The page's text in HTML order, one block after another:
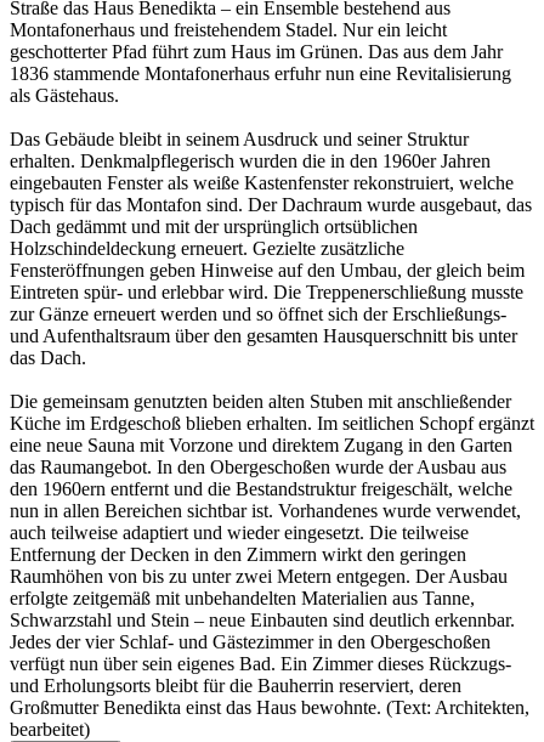
Straße das Haus Benedikta – ein Ensemble bestehend aus
Montafonerhaus und freistehendem Stadel. Nur ein leicht
geschotterter Pfad führt zum Haus im Grünen. Das aus dem Jahr
1836 stammende Montafonerhaus erfuhr nun eine Revitalisierung
als Gästehaus.
Das Gebäude bleibt in seinem Ausdruck und seiner Struktur
erhalten. Denkmalpflegerisch wurden die in den 1960er Jahren
eingebauten Fenster als weiße Kastenfenster rekonstruiert, welche
typisch für das Montafon sind. Der Dachraum wurde ausgebaut, das
Dach gedämmt und mit der ursprünglich ortsüblichen
Holzschindeldeckung erneuert. Gezielte zusätzliche
Fensteröffnungen geben Hinweise auf den Umbau, der gleich beim
Eintreten spür- und erlebbar wird. Die Treppenerschließung musste
zur Gänze erneuert werden und so öffnet sich der Erschließungs-
und Aufenthaltsraum über den gesamten Hausquerschnitt bis unter
das Dach.
Die gemeinsam genutzten beiden alten Stuben mit anschließender
Küche im Erdgeschoß blieben erhalten. Im seitlichen Schopf ergänzt
eine neue Sauna mit Vorzone und direktem Zugang in den Garten
das Raumangebot. In den Obergeschoßen wurde der Ausbau aus
den 1960ern entfernt und die Bestandstruktur freigeschält, welche
nun in allen Bereichen sichtbar ist. Vorhandenes wurde verwendet,
auch teilweise adaptiert und wieder eingesetzt. Die teilweise
Entfernung der Decken in den Zimmern wirkt den geringen
Raumhöhen von bis zu unter zwei Metern entgegen. Der Ausbau
erfolgte zeitgemäß mit unbehandelten Materialien aus Tanne,
Schwarzstahl und Stein – neue Einbauten sind deutlich erkennbar.
Jedes der vier Schlaf- und Gästezimmer in den Obergeschoßen
verfügt nun über sein eigenes Bad. Ein Zimmer dieses Rückzugs-
und Erholungsorts bleibt für die Bauherrin reserviert, deren
Großmutter Benedikta einst das Haus bewohnte. (Text: Architekten,
bearbeitet)